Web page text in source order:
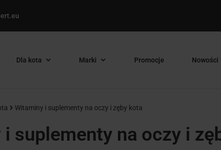
Dla kota Marki Promocje Nowości
Witaminy i suplementy na oczy i zęby kota
suplementy na oczy i